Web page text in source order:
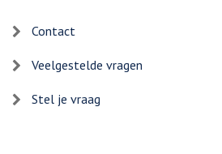
Contact
Veelgestelde vragen
Stel je vraag